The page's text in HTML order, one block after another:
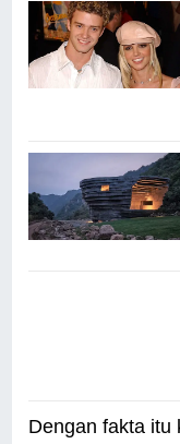
Dengan fakta itu